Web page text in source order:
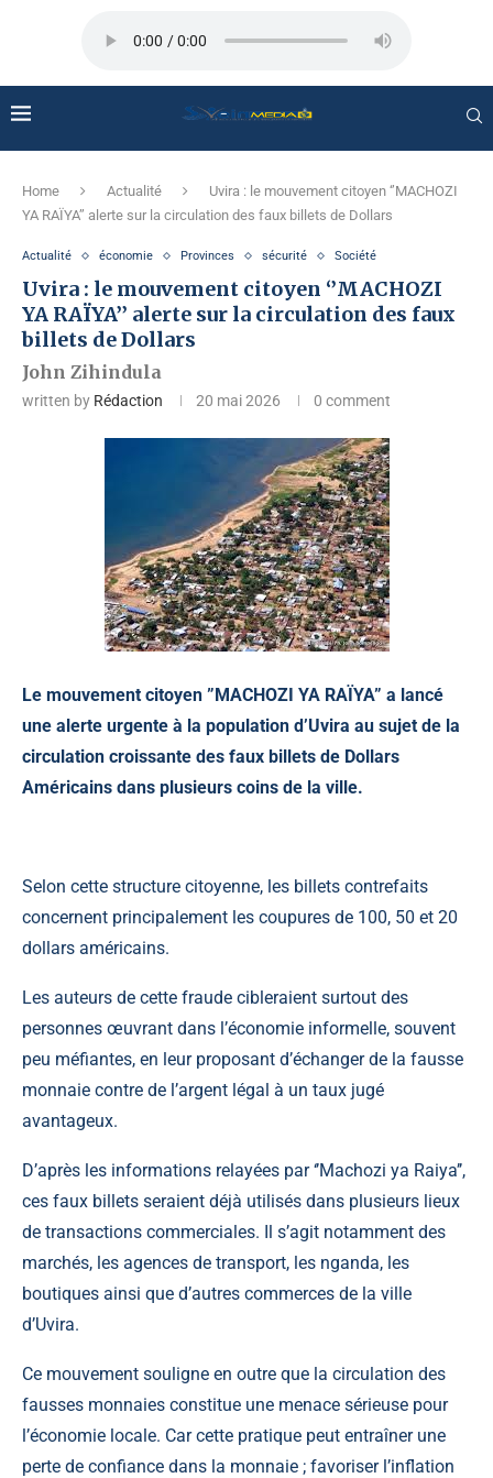
Home Actualité
Uvira : le mouvement citoyen ‘’MACHOZI
YA RAÏYA’’ alerte sur la circulation des faux billets de Dollars
Actualité économie Provinces sécurité Société
Uvira : le mouvement citoyen ‘’MACHOZI
YA RAÏYA’’ alerte sur la circulation des faux
billets de Dollars
John Zihindula
written by Rédaction 20 mai 2026 0 comment
Le mouvement citoyen ”MACHOZI YA RAÏYA” a lancé
une alerte urgente à la population d’Uvira au sujet de la
circulation croissante des faux billets de Dollars
Américains dans plusieurs coins de la ville.
Selon cette structure citoyenne, les billets contrefaits
concernent principalement les coupures de 100, 50 et 20
dollars américains.
Les auteurs de cette fraude cibleraient surtout des
personnes œuvrant dans l’économie informelle, souvent
peu méfiantes, en leur proposant d’échanger de la fausse
monnaie contre de l’argent légal à un taux jugé
avantageux.
D’après les informations relayées par ‘’Machozi ya Raiya’’,
ces faux billets seraient déjà utilisés dans plusieurs lieux
de transactions commerciales. Il s’agit notamment des
marchés, les agences de transport, les nganda, les
boutiques ainsi que d’autres commerces de la ville
d’Uvira.
Ce mouvement souligne en outre que la circulation des
fausses monnaies constitue une menace sérieuse pour
l’économie locale. Car cette pratique peut entraîner une
perte de confiance dans la monnaie ; favoriser l’inflation